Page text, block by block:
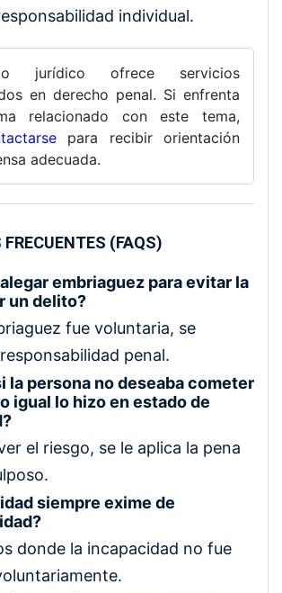
individual.
jurídico ofrece servicios
en derecho penal. Si enfrenta
relacionado con este tema,
para recibir orientación
adecuada.
FRECUENTES (FAQS)
embriaguez para evitar la
un delito?
fue voluntaria, se
penal.
la persona no deseaba cometer
igual lo hizo en estado de
el riesgo, se le aplica la pena
siempre exime de
donde la incapacidad no fue